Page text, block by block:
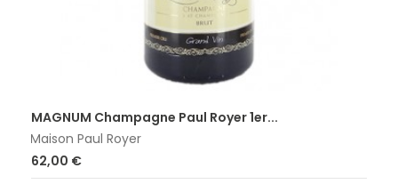
MAGNUM Champagne Paul Royer 1er...
Maison Paul Royer
62,00 €Prix